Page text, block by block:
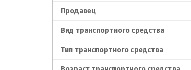
Продавец
Вид транспортного средства
Тип транспортного средства